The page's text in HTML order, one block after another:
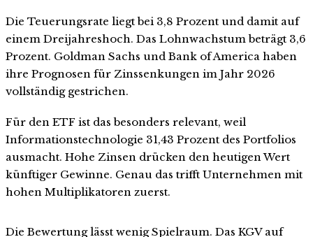
Die Teuerungsrate liegt bei 3,8 Prozent und damit auf
einem Dreijahreshoch. Das Lohnwachstum beträgt 3,6
Prozent. Goldman Sachs und Bank of America haben
ihre Prognosen für Zinssenkungen im Jahr 2026
vollständig gestrichen.
Für den ETF ist das besonders relevant, weil
Informationstechnologie 31,43 Prozent des Portfolios
ausmacht. Hohe Zinsen drücken den heutigen Wert
künftiger Gewinne. Genau das trifft Unternehmen mit
hohen Multiplikatoren zuerst.
Die Bewertung lässt wenig Spielraum. Das KGV auf